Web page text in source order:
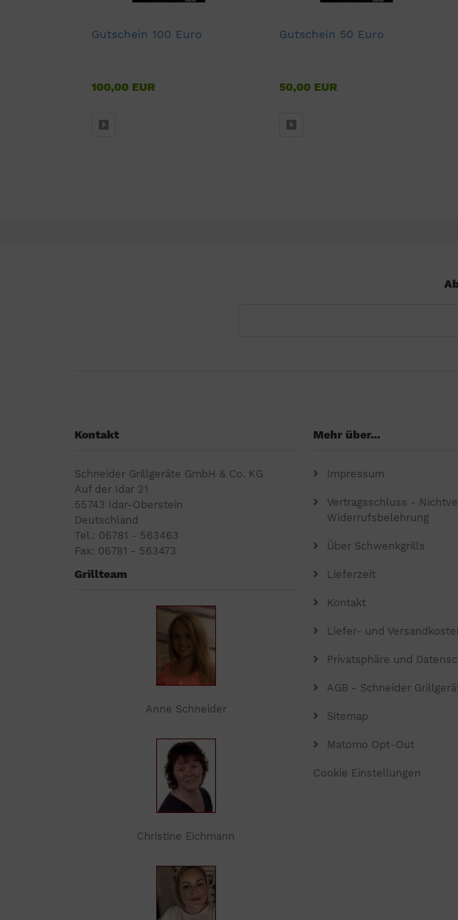
Gutschein 100 Euro
100,00 EUR
Gutschein 50 Euro
50,00 EUR
Kontakt
Schneider Grillgeräte GmbH & Co. KG
Auf der Idar 21
55743 Idar-Oberstein
Deutschland
Tel.: 06781 - 563463
Fax: 06781 - 563473
Grillteam
Anne Schneider
Christine Eichmann
Mehr über...
Impressum
Vertragsschluss -
Widerrufsbelehrung
Über Schwenkgrills
Lieferzeit
Kontakt
Liefer- und
Privatsphäre und
AGB - Schneider
Sitemap
Matomo Opt-Out
Cookie Einstellungen